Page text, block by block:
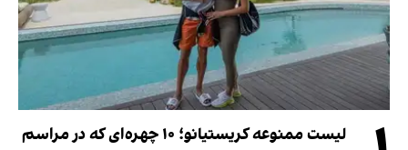
لیست ممنوعه کریستیانو؛ ۱۰ چهره‌ای که در مراسم